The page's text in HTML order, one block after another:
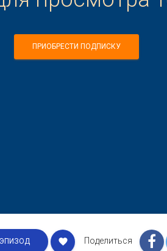
ПРИОБРЕСТИ ПОДПИСКУ
favorite Поделиться